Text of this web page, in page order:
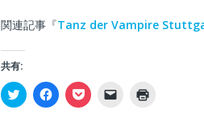
関連記事『Tanz der Vampire
共有:
ク
リ
F
a
ク
リ